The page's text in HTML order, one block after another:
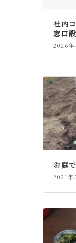
社内
窓口
2026年
お庭
2021年